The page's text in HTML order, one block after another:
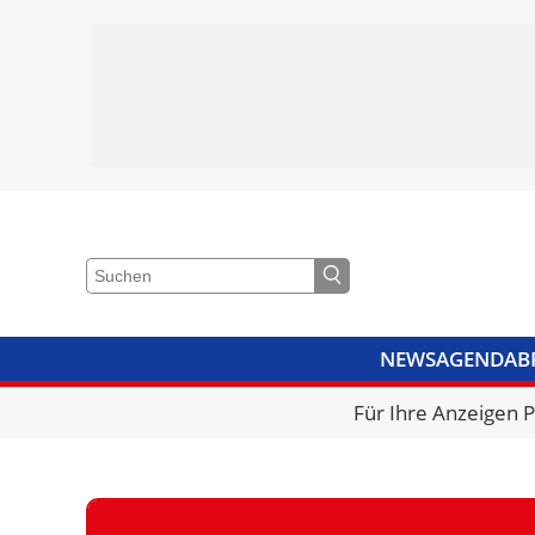
NEWSAGENDA
VIDEOSBIBLIOTHEK
Für Ihre Anzeigen